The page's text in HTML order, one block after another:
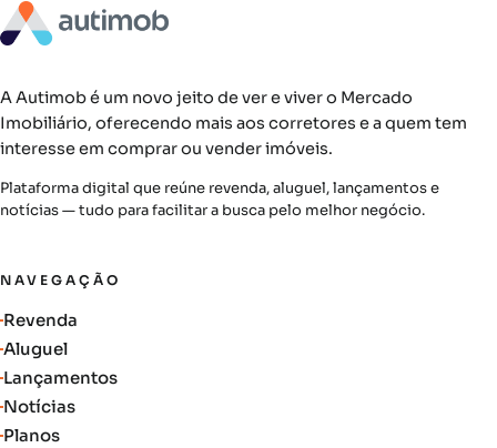
A Autimob é um novo jeito de ver e viver o Mercado
Imobiliário, oferecendo mais aos corretores e a quem tem
interesse em comprar ou vender imóveis.
Plataforma digital que reúne revenda, aluguel, lançamentos e
notícias — tudo para facilitar a busca pelo melhor negócio.
NAVEGAÇÃO
Revenda
Aluguel
Lançamentos
Notícias
Planos